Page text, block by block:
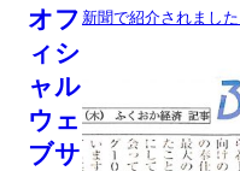
新聞で紹介されました